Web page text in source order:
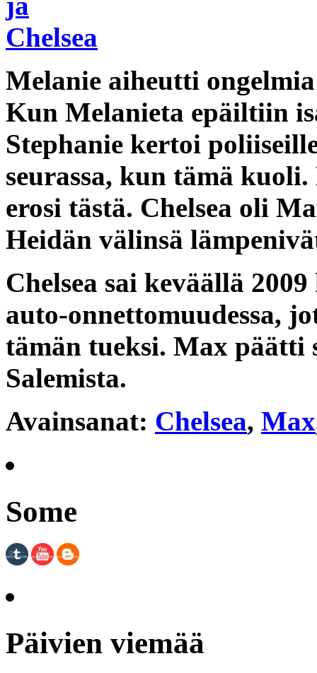
Melanie aiheutti
Kun Melanieta epäiltiin
Stephanie kertoi
seurassa, kun tämä
erosi tästä. Chelsea oli
Heidän välinsä
Chelsea sai keväällä
auto-onnettomuudessa,
tämän tueksi. Max päätti
Salemista.
Avainsanat: Chelsea, Max
Some
Päivien viemää